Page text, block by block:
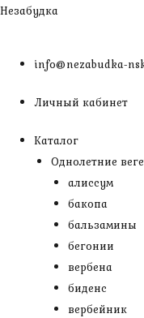
Перейти
Незабудка
info@nezabudka-
Личный кабинет
Каталог
Однолетние
алиссум
бакопа
бальзамины
бегонии
вербена
биденс
вербейник